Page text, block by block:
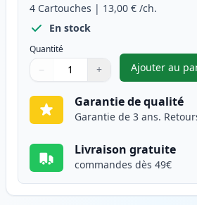
4 Cartouches | 13,00 € /ch.
En stock
Quantité
Quantité
Utilisez les boutons pour ajuster
− +
Quantité
Ajouter au
,
Garantie de qualité
Garantie de 3 ans.
Livraison gratuite
commandes dès 49€